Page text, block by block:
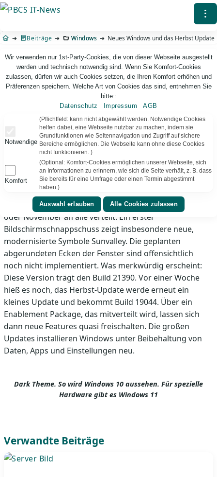
Direkt
Inhalt
⁝
Beiträge Windows Neues Windows und das Herbst Update
PBCS IT-News – IT. Web. Einfach. Webdesign, Analyse & Beratung
Neues Windows und das Herbst Update
Während auf der aktuellen (virtuellen)
Entwicklerkonferenz#MicrosoftChef Satya Nadella von
einem bald erscheinenden „ganz neuen Windows“
berichtet, ist nun die geplante Herbst-Version 21H2
fertig geworden. Sie wird vermutlich wieder im Oktober
oder November an alle verteilt. Ein erster
Bildschirmschnappschuss zeigt insbesondere neue,
modernisierte Symbole Sunvalley. Die geplanten
abgerundeten Ecken der Fenster sind offensichtlich
noch nicht implementiert. Was merkwürdig erscheint:
Diese Version trägt den Build 21390. Vor einer Woche
hieß es noch, das Herbst-Update werde erneut ein
kleines Update und bekommt Build 19044. Über ein
Enablement Package, das mitverteilt wird, lassen sich
dann neue Features quasi freischalten. Die großen
Updates installieren Windows unter Beibehaltung von
Daten, Apps und Einstellungen neu.
Dark Theme. So wird Windows 10 aussehen. Für spezielle
Hardware gibt es Windows 11
Verwandte Beiträge
Wir verwenden nur 1st-Party-Cookies, die von dieser Webseite ausgestellt
werden und technisch notwendig sind. Wenn Sie Komfort-Cookies
zulassen, dürfen wir auch Cookies setzen, die Ihren Komfort erhöhen und
Präferenzen speichern. Welche Art von Cookies das sind, entnehmen Sie
bitte::
Datenschutz
Impressum AGB
Notwendige
(Pflichtfeld: kann nicht abgewählt werden. Notwendige Cookies
helfen dabei, eine Webseite nutzbar zu machen, indem sie
Grundfunktionen wie Seitennavigation und Zugriff auf sichere
Bereiche ermöglichen. Die Webseite kann ohne diese Cookies
nicht funktionieren. )
Komfort
(Optional: Komfort-Cookies ermöglichen unserer Webseite, sich
an Informationen zu erinnern, wie sich die Seite verhält, z. B. dass
Sie bereits für eine Umfrage oder einen Termin abgestimmt
haben.)